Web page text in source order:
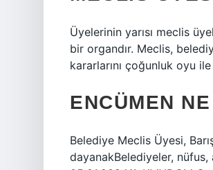
Üyelerinin yarısı meclis
bir organdır. Meclis,
kararlarını çoğunluk oyu
ENCÜMEN
Belediye Meclis Üyesi,
dayanakBelediyeler, nüfus,